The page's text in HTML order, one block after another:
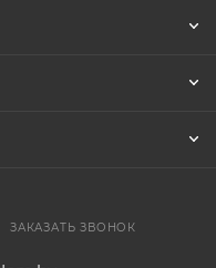
ЗАКАЗАТЬ ЗВОНОК